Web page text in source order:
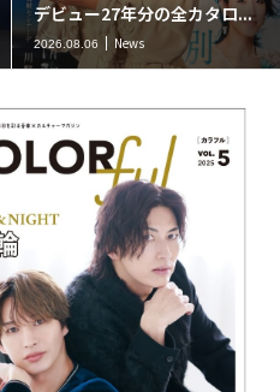
デビュー27年分の全カタロ...
2026.08.06 News